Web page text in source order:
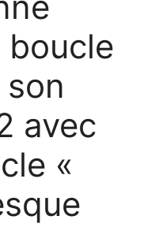
boucle
avec
«